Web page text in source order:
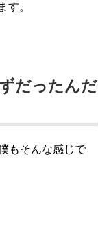
す。
だったんだ
もそんな感じで